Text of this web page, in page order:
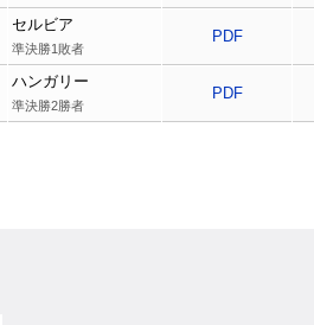
セルビア
準決勝1敗者
PDF
ハンガリー
準決勝2勝者
PDF